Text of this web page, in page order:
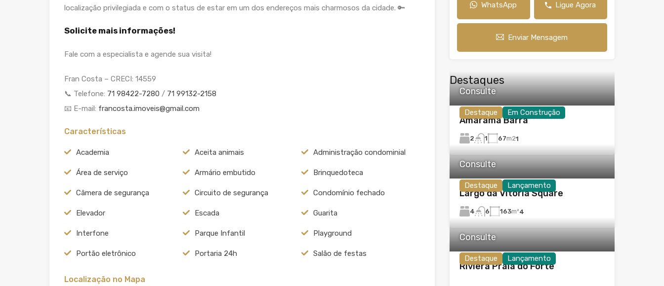
localização privilegiada e com o status de estar em um dos endereços mais charmosos da cidade. 🔑
Solicite mais informações!
Fale com a especialista e agende sua visita!
Fran Costa – CRECI: 14559
📞 Telefone: 71 98422-7280 / 71 99132-2158
📧 E-mail: francosta.imoveis@gmail.com
Características
Academia Aceita animais Administração condominial
Área de serviço Armário embutido Brinquedoteca
Câmera de segurança Circuito de segurança Condomínio fechado
Elevador Escada Guarita
Interfone Parque Infantil Playground
Portão eletrônico Portaria 24h Salão de festas
Localização no Mapa
WhatsApp Ligue Agora
Enviar Mensagem
Destaques
Destaque Em Construção
Consulte
Amarama Barra
2 1 67m21
Destaque Lançamento
Consulte
Largo da Vitória Square
4 6 163m²4
Destaque Lançamento
Consulte
Riviera Praia do Forte